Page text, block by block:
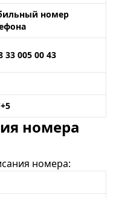
номер
33 005 00 43
номера
номера: